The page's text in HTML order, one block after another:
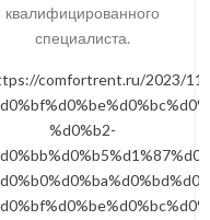
квалифицированного
специалиста.
comfortrent.ru/2023/11/
%d0%b2-